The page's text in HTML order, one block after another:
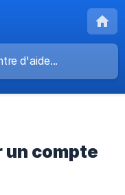
un compte